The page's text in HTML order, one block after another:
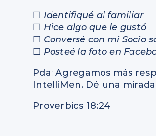
☐ Identifiqué al familiar
☐ Hice algo que le gustó
☐ Conversé con mi Socio
☐ Posteé la foto en
Pda: Agregamos más
IntelliMen. Dé una
Proverbios 18:24